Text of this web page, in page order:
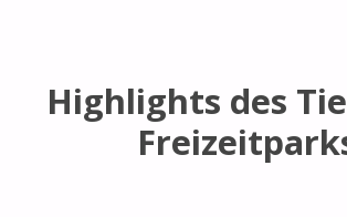
Highlights des